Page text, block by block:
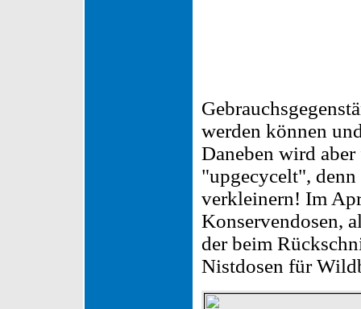
werden können
Daneben wird
"upgecycelt",
verkleinern! Im
Konservendosen,
der beim
Nistdosen für